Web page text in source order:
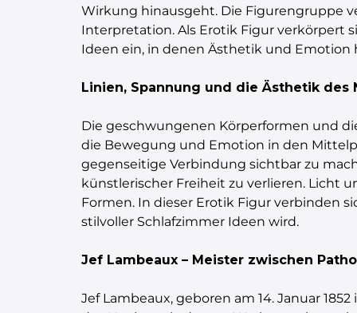
Wirkung hinausgeht. Die Figurengruppe
Interpretation. Als Erotik Figur verkörpert
Ideen ein, in denen Ästhetik und Emotion
Linien, Spannung und die Ästhetik des
Die geschwungenen Körperformen und
die Bewegung und Emotion in den
gegenseitige Verbindung sichtbar zu
künstlerischer Freiheit zu verlieren. Licht
Formen. In dieser Erotik Figur verbinden
stilvoller Schlafzimmer Ideen wird.
Jef Lambeaux – Meister zwischen
Jef Lambeaux, geboren am 14. Januar